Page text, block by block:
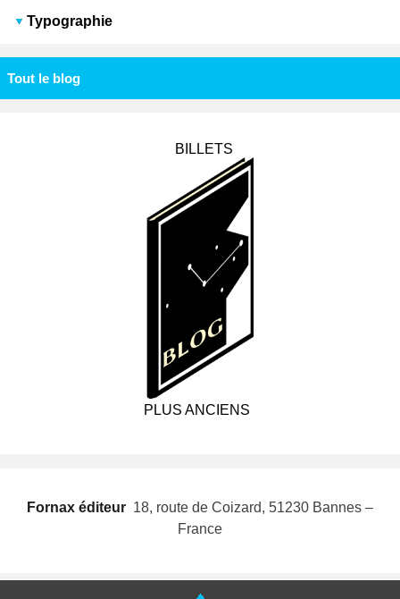
Typographie
Tout le blog
BILLETS
PLUS ANCIENS
Fornax éditeur  18, route de Coizard, 51230 Bannes –
France